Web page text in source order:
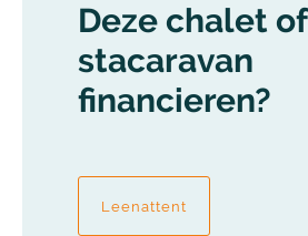
Deze chalet of
stacaravan
financieren?
Leenattent